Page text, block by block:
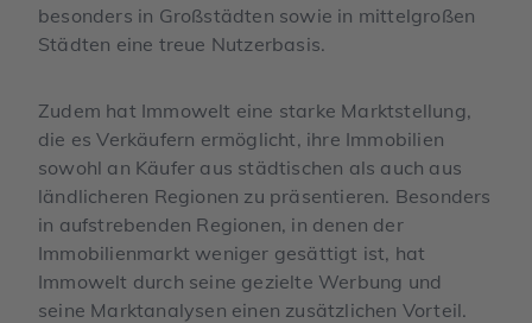
besonders in Großstädten sowie in mittelgroßen
Städten eine treue Nutzerbasis.
Zudem hat Immowelt eine starke Marktstellung,
die es Verkäufern ermöglicht, ihre Immobilien
sowohl an Käufer aus städtischen als auch aus
ländlicheren Regionen zu präsentieren. Besonders
in aufstrebenden Regionen, in denen der
Immobilienmarkt weniger gesättigt ist, hat
Immowelt durch seine gezielte Werbung und
seine Marktanalysen einen zusätzlichen Vorteil.